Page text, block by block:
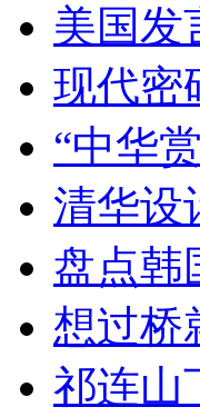
美国发
现代
“中华
清华设
盘点韩
想过桥
祁连山